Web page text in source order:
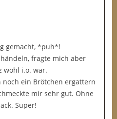
gemacht, *puh*!
fragte mich aber
wohl i.o. war.
noch ein Brötchen ergattern
mir sehr gut. Ohne
Super!